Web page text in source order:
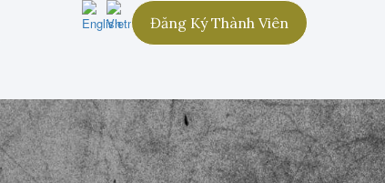
Đăng Ký Thành Viên